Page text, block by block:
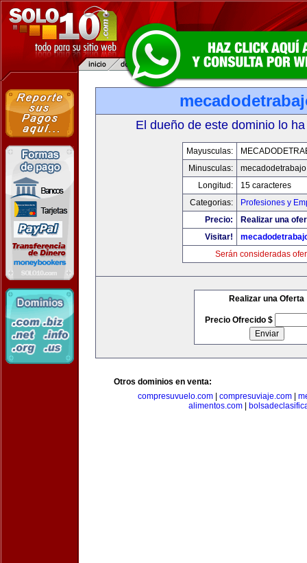
El dueño de este dominio lo
Mayusculas:
Minusculas:
Longitud:
15 caracteres
Categorias:
Profesiones y
Precio:
Realizar una
Visitar!
Serán consideradas
Realizar una Oferta
Precio Ofrecido $
Otros dominios en venta:
compresuvuelo.com
compresuviaje.com
alimentos.com